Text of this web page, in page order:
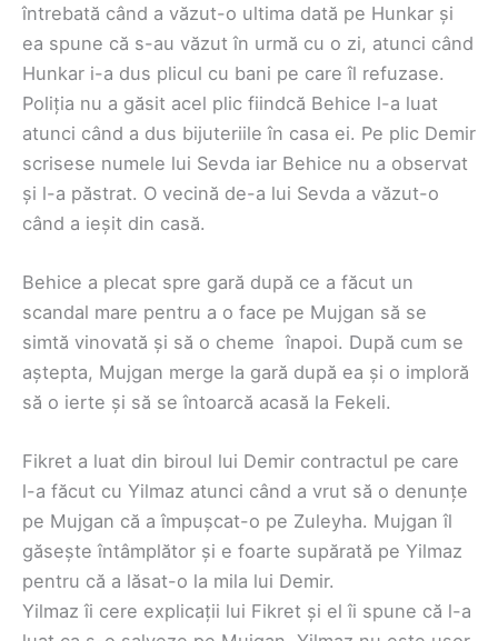
întrebată când a văzut-o ultima dată pe Hunkar și
ea spune că s-au văzut în urmă cu o zi, atunci când
Hunkar i-a dus plicul cu bani pe care îl refuzase.
Poliția nu a găsit acel plic fiindcă Behice l-a luat
atunci când a dus bijuteriile în casa ei. Pe plic Demir
scrisese numele lui Sevda iar Behice nu a observat
și l-a păstrat. O vecină de-a lui Sevda a văzut-o
când a ieșit din casă.
Behice a plecat spre gară după ce a făcut un
scandal mare pentru a o face pe Mujgan să se
simtă vinovată și să o cheme înapoi. După cum se
aștepta, Mujgan merge la gară după ea și o imploră
să o ierte și să se întoarcă acasă la Fekeli.
Fikret a luat din biroul lui Demir contractul pe care
l-a făcut cu Yilmaz atunci când a vrut să o denunțe
pe Mujgan că a împușcat-o pe Zuleyha. Mujgan îl
găsește întâmplător și e foarte supărată pe Yilmaz
pentru că a lăsat-o la mila lui Demir.
Yilmaz îi cere explicații lui Fikret și el îi spune că l-a